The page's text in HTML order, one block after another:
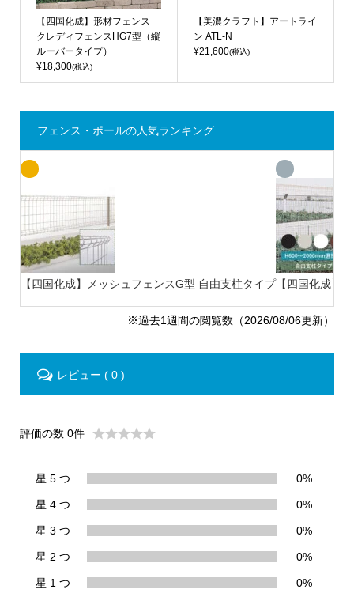
【四国化成】形材フェンス
クレディフェンスHG7型（縦
ルーバータイプ）
¥18,300(税込)
【美濃クラフト】アートライ
ン ATL-N
¥21,600(税込)
フェンス・ポールの人気ランキング
【四国化成】メッシュフェンスG型 自由支柱タイプ【四国化成】
※過去1週間の閲覧数（2026/08/06更新）
レビュー ( 0 )
評価の数 0件
星 5 つ 0%
星 4 つ 0%
星 3 つ 0%
星 2 つ 0%
星 1 つ 0%